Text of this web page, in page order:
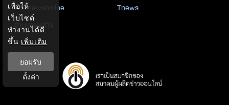
Thainewsonline
Tnews
ฐานเศรษฐกิจ
เพื่อให้
เว็บไซต์
ทำงานได้ดี
ขึ้น เพิ่มเติม
ยอมรับ
ตั้งค่า